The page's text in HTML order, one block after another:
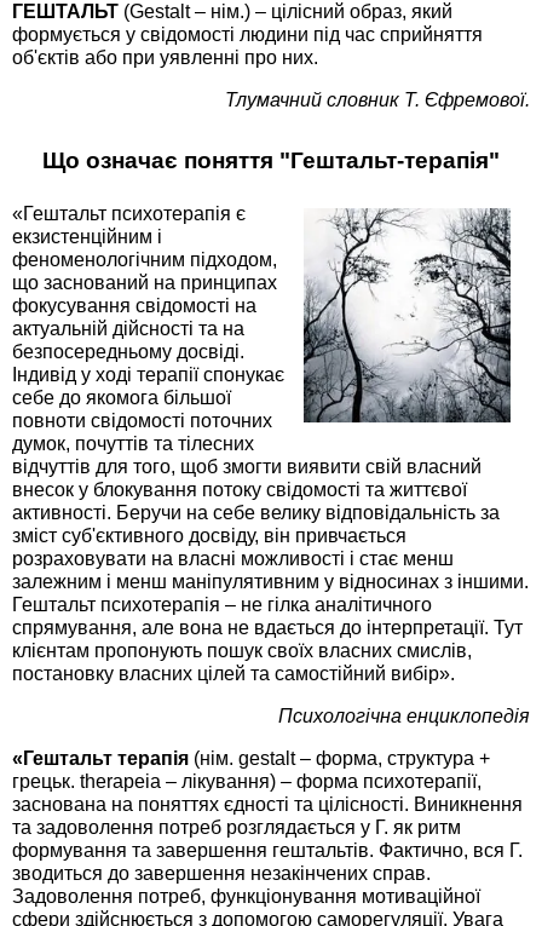
ГЕШТАЛЬТ (Gestalt – нім.) – цілісний образ, який
формується у свідомості людини під час сприйняття
об'єктів або при уявленні про них.
Тлумачний словник Т. Єфремової.
Що означає поняття "Гештальт-терапія"
«Гештальт психотерапія є
екзистенційним і
феноменологічним підходом,
що заснований на принципах
фокусування свідомості на
актуальній дійсності та на
безпосередньому досвіді.
Індивід у ході терапії спонукає
себе до якомога більшої
повноти свідомості поточних
думок, почуттів та тілесних
відчуттів для того, щоб змогти виявити свій власний
внесок у блокування потоку свідомості та життєвої
активності. Беручи на себе велику відповідальність за
зміст суб'єктивного досвіду, він привчається
розраховувати на власні можливості і стає менш
залежним і менш маніпулятивним у відносинах з іншими.
Гештальт психотерапія – не гілка аналітичного
спрямування, але вона не вдається до інтерпретації. Тут
клієнтам пропонують пошук своїх власних смислів,
постановку власних цілей та самостійний вибір».
Психологічна енциклопедія
«Гештальт терапія (нім. gestalt – форма, структура +
грецьк. therapeia – лікування) – форма психотерапії,
заснована на поняттях єдності та цілісності. Виникнення
та задоволення потреб розглядається у Г. як ритм
формування та завершення гештальтів. Фактично, вся Г.
зводиться до завершення незакінчених справ.
Задоволення потреб, функціонування мотиваційної
сфери здійснюється з допомогою саморегуляції. Увага